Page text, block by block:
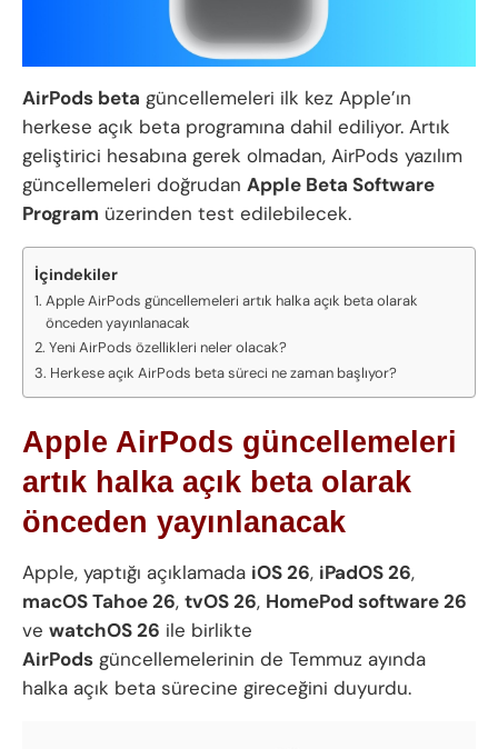
AirPods beta güncellemeleri ilk kez Apple’ın
herkese açık beta programına dahil ediliyor. Artık
geliştirici hesabına gerek olmadan, AirPods yazılım
güncellemeleri doğrudan Apple Beta Software
Program üzerinden test edilebilecek.
İçindekiler
Apple AirPods güncellemeleri artık halka açık beta olarak
önceden yayınlanacak
Yeni AirPods özellikleri neler olacak?
Herkese açık AirPods beta süreci ne zaman başlıyor?
Apple AirPods güncellemeleri
artık halka açık beta olarak
önceden yayınlanacak
Apple, yaptığı açıklamada iOS 26, iPadOS 26,
macOS Tahoe 26, tvOS 26, HomePod software 26
ve watchOS 26 ile birlikte
AirPods güncellemelerinin de Temmuz ayında
halka açık beta sürecine gireceğini duyurdu.